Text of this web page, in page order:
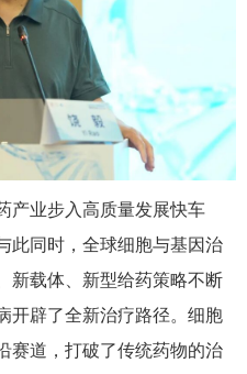
产业步入高质量发展快车
此同时，全球细胞与基因治
新载体、新型给药策略不断
开辟了全新治疗路径。细胞
赛道，打破了传统药物的治